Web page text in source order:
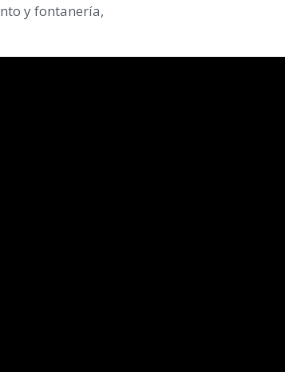
y fontanería,